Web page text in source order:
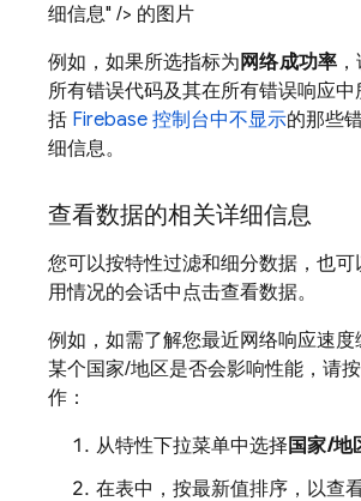
细信息" /> 的图片
例如，如果所选指标为 网络成功率
所有错误代码及其在所有错误响应
括 Firebase 控制台中不显示的那些
细信息。
查看数据的相关详细信息
您可以按特性过滤和细分数据，也
用情况的会话中点击查看数据。
例如，如需了解您最近网络响应速度
某个国家/地区是否会影响性能，请
作：
从特性下拉菜单中选择 国家/地
在表中，按最新值排序，以查